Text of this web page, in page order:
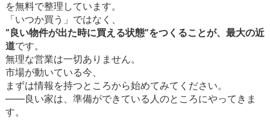
を無料で整理しています。
「いつか買う」ではなく、
“良い物件が出た時に買える状態”をつくることが、最大の近
道です。
無理な営業は一切ありません。
市場が動いている今、
まずは情報を持つところから始めてみてください。
――良い家は、準備ができている人のところにやってきま
す。